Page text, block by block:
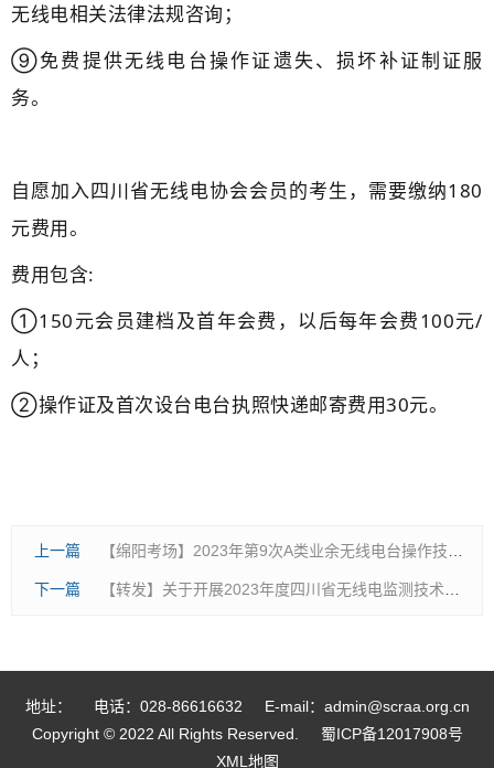
无线电相关法律法规咨询；
⑨免费提供无线电台操作证遗失、损坏补证制证服
务。
自愿加入四川省无线电协会会员的考生，需要缴纳180
元费用。
费用包含:
①150元会员建档及首年会费，以后每年会费100元/
人；
②操作证及首次设台电台执照快递邮寄费用30元。
上一篇 【绵阳考场】2023年第9次A类业余无线电台操作技术能力验证考试 ​
【转发】关于开展2023年度四川省无线电监测技术培训的通知
下一篇
地址： 电话：028-86616632
E-mail：admin@scraa.org.cn
Copyright © 2022 All Rights Reserved.
蜀ICP备12017908号
XML地图